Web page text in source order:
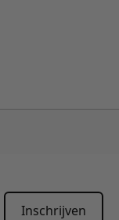
Inschrijven